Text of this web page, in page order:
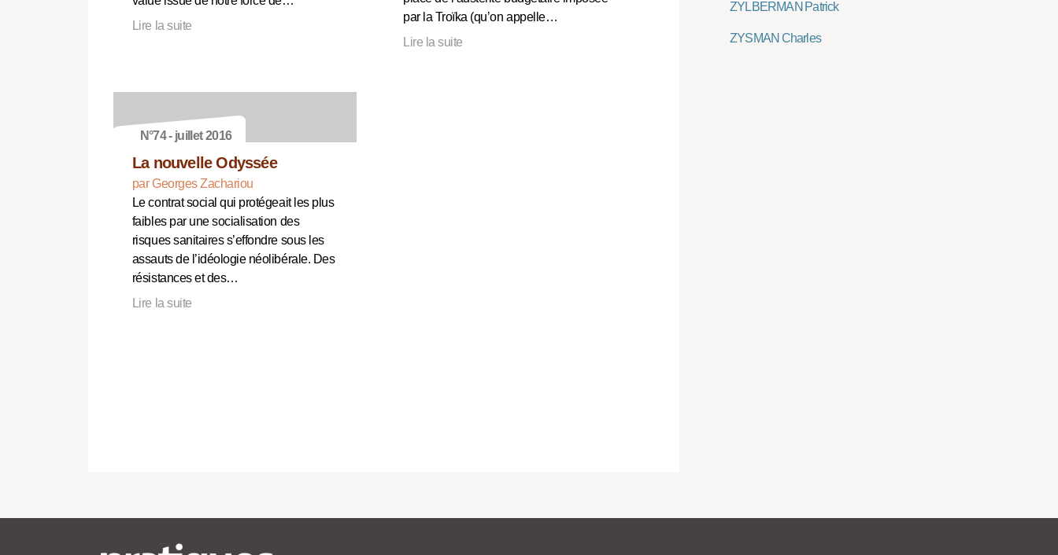
Lire la suite
par la Troïka (qu’on appelle…
Lire la suite
N°74 - juillet 2016
La nouvelle Odyssée
par Georges Zachariou
Le contrat social qui protégeait les plus
faibles par une socialisation des
risques sanitaires s’effondre sous les
assauts de l’idéologie néolibérale. Des
résistances et des…
Lire la suite
ZYLBERMAN Patrick
ZYSMAN Charles